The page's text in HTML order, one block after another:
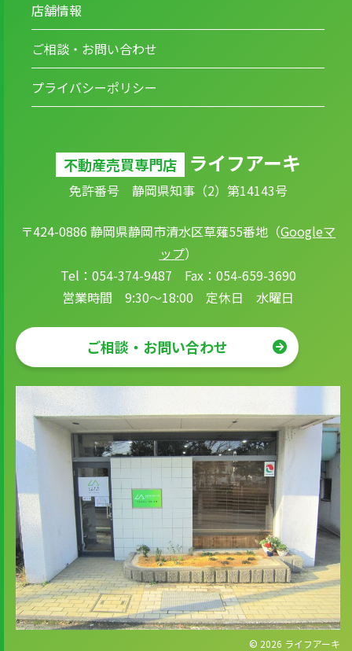
店舗情報
ご相談・お問い合わせ
プライバシーポリシー
不動産売買専門店 ライフアーキ
免許番号 静岡県知事（2）第14143号
〒424-0886 静岡県静岡市清水区草薙55番地（Googleマ
ップ）
Tel：054-374-9487 Fax：054-659-3690
営業時間 9:30～18:00 定休日 水曜日
ご相談・お問い合わせ
© 2026 ライフアーキ